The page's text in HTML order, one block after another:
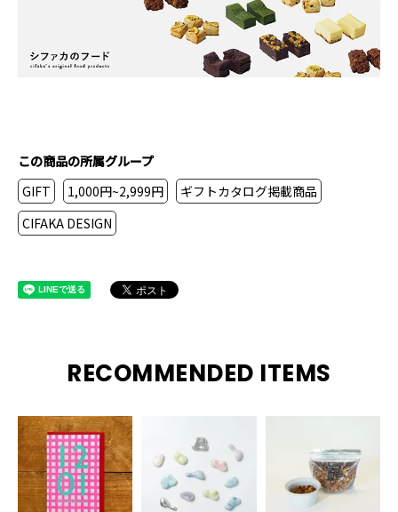
この商品の所属グループ
GIFT
1,000円~2,999円
ギフトカタログ掲載商品
CIFAKA DESIGN
RECOMMENDED ITEMS